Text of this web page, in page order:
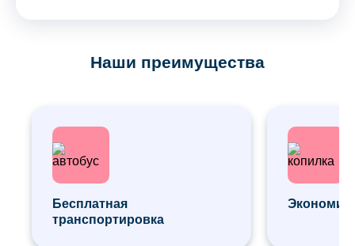
Наши преимущества
Бесплатная
транспортировка
Экономия